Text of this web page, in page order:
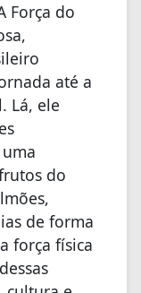
Força do
até a
Lá, ele
do
de forma
força física